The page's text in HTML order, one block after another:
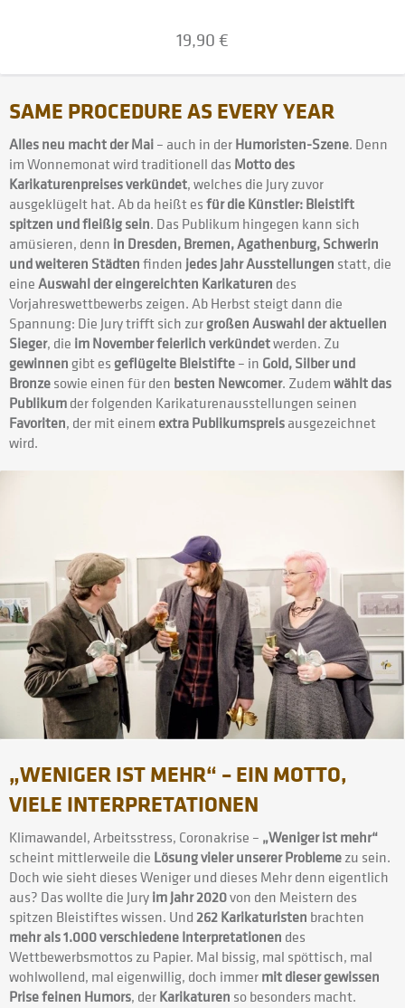
19,90 €
SAME PROCEDURE AS EVERY YEAR
Alles neu macht der Mai– auch in derHumoristen-Szene. Denn
im Wonnemonat wird traditionell das Motto des
Karikaturenpreises verkündet, welches die Jury zuvor
ausgeklügelt hat. Ab da heißt esfür die Künstler: Bleistift
spitzen und fleißig sein. Das Publikum hingegen kann sich
amüsieren, denn in Dresden, Bremen, Agathenburg, Schwerin
und weiteren Städtenfinden jedes Jahr Ausstellungen statt, die
eineAuswahl der eingereichten Karikaturen des
Vorjahreswettbewerbs zeigen. Ab Herbst steigt dann die
Spannung: Die Jury trifft sich zurgroßen Auswahl der aktuellen
Sieger, die im November feierlich verkündetwerden. Zu
gewinnengibt esgeflügelte Bleistifte– in Gold, Silber und
Bronzesowie einen für den besten Newcomer. Zudemwählt das
Publikumder folgenden Karikaturenausstellungen seinen
Favoriten, der mit einem extra Publikumspreisausgezeichnet
wird.
„WENIGER IST MEHR“ – EIN MOTTO,
VIELE INTERPRETATIONEN
Klimawandel, Arbeitsstress, Coronakrise – „Weniger ist mehr“
scheint mittlerweile die Lösung vieler unserer Problemezu sein.
Doch wie sieht dieses Weniger und dieses Mehr denn eigentlich
aus? Das wollte die Juryim Jahr 2020von den Meistern des
spitzen Bleistiftes wissen. Und262 Karikaturisten brachten
mehr als 1.000 verschiedene Interpretationen des
Wettbewerbsmottos zu Papier. Mal bissig, mal spöttisch, mal
wohlwollend, mal eigenwillig, doch immermit dieser gewissen
Prise feinen Humors, derKarikaturen so besonders macht.